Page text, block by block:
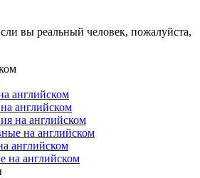
вы реальный человек, пожалуйста,
английском
английском
на английском
на английском
английском
на английском